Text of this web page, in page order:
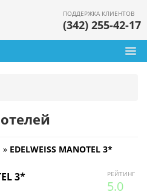
ПОДДЕРЖКА КЛИЕНТОВ
(342) 255-42-17
» EDELWEISS MANOTEL 3*
РЕЙТИНГ
5.0
3*